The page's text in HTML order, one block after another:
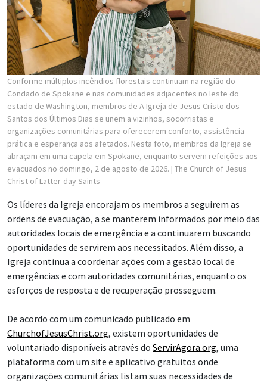
Conforme múltiplos incêndios florestais continuam na região do
Condado de Spokane e nas comunidades adjacentes no leste do
estado de Washington, membros de A Igreja de Jesus Cristo dos
Santos dos Últimos Dias se unem a vizinhos, socorristas e
organizações comunitárias para oferecerem conforto, assistência
prática e esperança aos afetados. Nesta foto, membros da Igreja se
abraçam em uma capela em Spokane, enquanto servem refeições aos
evacuados no domingo, 2 de agosto de 2026. | The Church of Jesus
Christ of Latter-day Saints
Os líderes da Igreja encorajam os membros a seguirem as
ordens de evacuação, a se manterem informados por meio das
autoridades locais de emergência e a continuarem buscando
oportunidades de servirem aos necessitados. Além disso, a
Igreja continua a coordenar ações com a gestão local de
emergências e com autoridades comunitárias, enquanto os
esforços de resposta e de recuperação prosseguem.
De acordo com um comunicado publicado em
ChurchofJesusChrist.org, existem oportunidades de
voluntariado disponíveis através do ServirAgora.org, uma
plataforma com um site e aplicativo gratuitos onde
organizações comunitárias listam suas necessidades de